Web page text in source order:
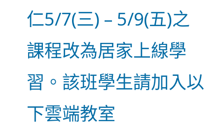
仁5/7(三) – 5/9(五)之
課程改為居家上線學
習。該班學生請加入以
下雲端教室